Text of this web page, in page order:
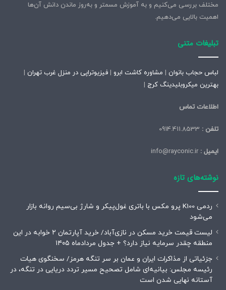
مختلف بررسی می‌کنیم و به آموزش مسمتر و به‌روز ماندن دانش آن‌ها
اهمیت بالایی می‌دهیم.
تبلیغات متنی
لباس حجاب بانوان | مشاوره کاشت ابرو | فیزیوتراپی در منزل غرب تهران |
بهترین میکروبلیدینگ کرج |
اطلاعات تماس
تلفن :
ایمیل :
نوشته‌های تازه
ردمی K100 پرو مکس با باتری غول‌پیکر و شارژ بی‌سیم روانه بازار
می‌شود
لیست قیمت خرید مسکن در نازی‌آباد/ خرید آپارتمان ۲ خوابه در این
منطقه چقدر سرمایه نیاز دارد؟ + جدول مردادماه ۱۴۰۵
جزئیاتی از مذاکرات ایران و عمان بر سر تنگه هرمز/ سخنگوی هیات
رئیسه مجلس: بیانیه‌ای شامل تصحیح مسیر تردد دریایی در تنگه، در
آستانه نهایی شدن است